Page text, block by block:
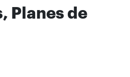
Planes de